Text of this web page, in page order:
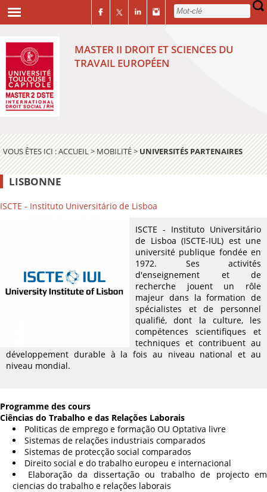
MASTER II DROIT ET SCIENCES DU
TRAVAIL EUROPÉEN
VOUS ÊTES ICI :ACCUEIL>MOBILITÉ>UNIVERSITÉS PARTENAIRES
LISBONNE
ISCTE - Instituto Universitário de Lisboa
ISCTE - Instituto Universitário
de Lisboa (ISCTE-IUL) est une
université publique fondée en
1972. Ses activités
d'enseignement et de
recherche jouent un rôle
majeur dans la formation de
spécialistes et de personnel
qualifié, dont la culture, les
compétences scientifiques et
techniques et contribuent au
développement durable à la fois au niveau national et au
niveau mondial.
Programme des cours
Ciências do Trabalho e das Relações Laborais
Politicas de emprego e formação OU Optativa livre
Sistemas de relações industriais comparados
Sistemas de protecção social comparados
Direito social e do trabalho europeu e internacional
Elaboração da dissertação ou trabalho de projecto em
ciencias do trabalho e relações laborais